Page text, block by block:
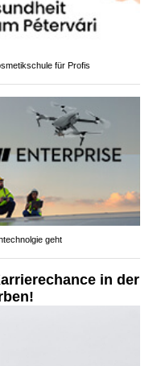
für Profis
geht
in der